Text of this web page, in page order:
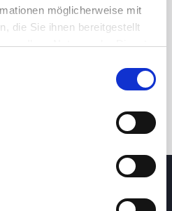
möglicherweise mit
die Sie ihnen bereitgestellt
Ihrer Nutzung der Dienste
1M 3M 1J 5J